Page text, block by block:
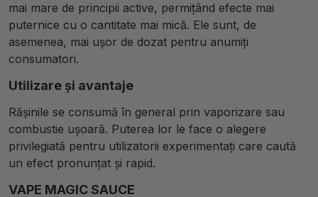
mai mare de principii active, permițând efecte mai
puternice cu o cantitate mai mică. Ele sunt, de
asemenea, mai ușor de dozat pentru anumiți
consumatori.
Utilizare și avantaje
Rășinile se consumă în general prin vaporizare sau
combustie ușoară. Puterea lor le face o alegere
privilegiată pentru utilizatorii experimentați care caută
un efect pronunțat și rapid.
VAPE MAGIC SAUCE